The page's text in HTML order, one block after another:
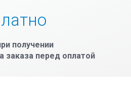
получении
заказа перед оплатой